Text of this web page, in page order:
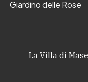
Giardino delle Rose
La Villa di